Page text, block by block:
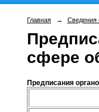
Главная → Сведения
сфере
Предписания